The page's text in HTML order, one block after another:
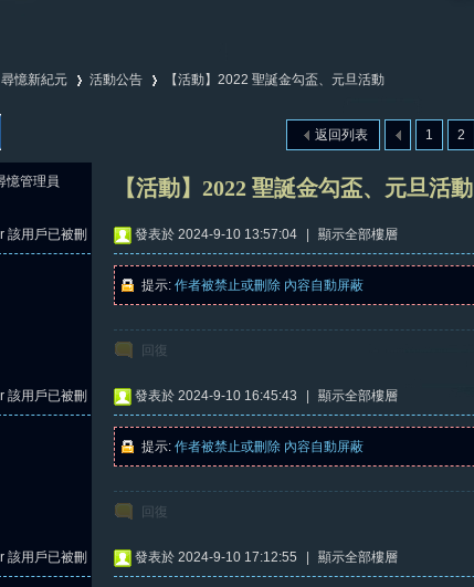
尋憶新紀元 活動公告
›
【活動】2022 聖誕金勾盃、元旦活動
1 2
返回列表
憶管理員 【活動】2022 聖誕金勾盃、元旦活動
該用戶已被刪
發表於 2024-9-10 13:57:04 顯示全部樓層
提示: 作者被禁止或刪除 內容自動屏蔽
回復
該用戶已被刪
發表於 2024-9-10 16:45:43 顯示全部樓層
提示: 作者被禁止或刪除 內容自動屏蔽
回復
該用戶已被刪
發表於 2024-9-10 17:12:55 顯示全部樓層